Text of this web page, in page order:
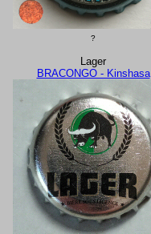
?
Lager
BRACONGO - Kinshasa